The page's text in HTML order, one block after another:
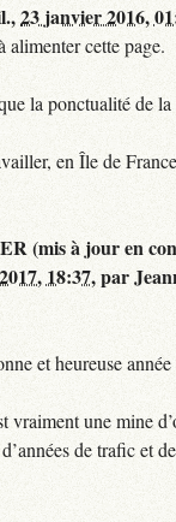
23 janvier 2016,
cette page.
la ponctualité de la
en Île de
(mis à jour en
18:37,par
et heureuse
vraiment une mine
de trafic et